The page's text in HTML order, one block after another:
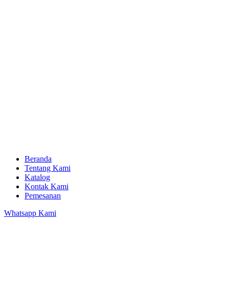
Beranda
Tentang Kami
Katalog
Kontak Kami
Pemesanan
Whatsapp Kami